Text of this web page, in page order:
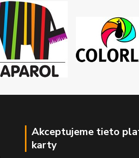
Akceptujeme tieto
karty